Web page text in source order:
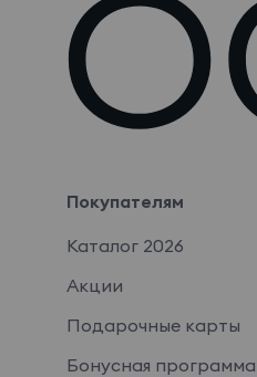
Покупателям
Каталог 2026
Акции
Подарочные карты
Бонусная программа